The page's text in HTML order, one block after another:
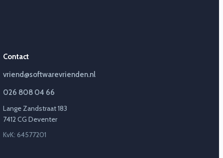
Contact
vriend@softwarevrienden.nl
026 808 04 66
Lange Zandstraat 183
7412 CG Deventer
KvK: 64577201